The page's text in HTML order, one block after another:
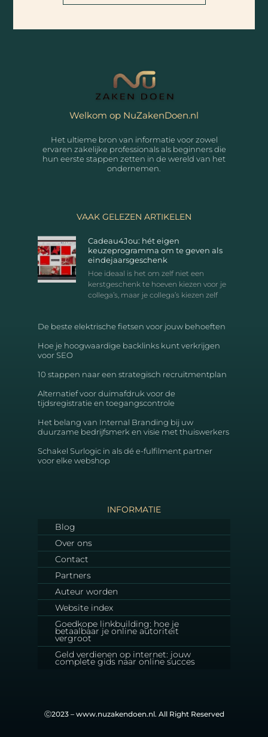
Welkom op NuZakenDoen.nl
Het ultieme bron van informatie voor zowel
ervaren zakelijke professionals als beginners die
hun eerste stappen zetten in de wereld van het
ondernemen.
VAAK GELEZEN ARTIKELEN
Cadeau4Jou: hét eigen
keuzeprogramma om te geven als
eindejaarsgeschenk
Hoe ideaal is het om zelf niet een
kerstgeschenk te hoeven kiezen voor je
collega’s, maar je collega’s kiezen zelf
De beste elektrische fietsen voor jouw behoeften
Hoe je hoogwaardige backlinks kunt verkrijgen
voor SEO
10 stappen naar een strategisch recruitmentplan
Alternatief voor duimafdruk voor de
tijdsregistratie en toegangscontrole
Het belang van Internal Branding bij uw
duurzame bedrijfsmerk en visie met thuiswerkers
Schakel Surlogic in als dé e-fulfilment partner
voor elke webshop
INFORMATIE
Blog
Over ons
Contact
Partners
Auteur worden
Website index
Goedkope linkbuilding: hoe je
betaalbaar je online autoriteit
vergroot
Geld verdienen op internet: jouw
complete gids naar online succes
Ⓒ2023 – www.nuzakendoen.nl. All Right Reserved